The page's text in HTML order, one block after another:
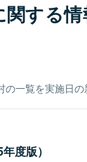
関する情
一覧を実施日の
度版）